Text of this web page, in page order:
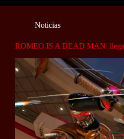
Noticias
ROMEO IS A DEAD MAN: llega